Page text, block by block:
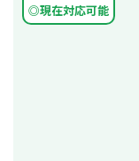
◎現在対応可能